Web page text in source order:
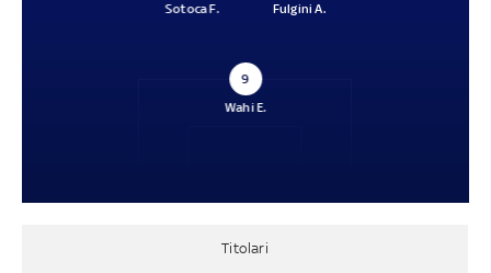
Fulgini A.
Sotoca F.
9
Wahi E.
Titolari